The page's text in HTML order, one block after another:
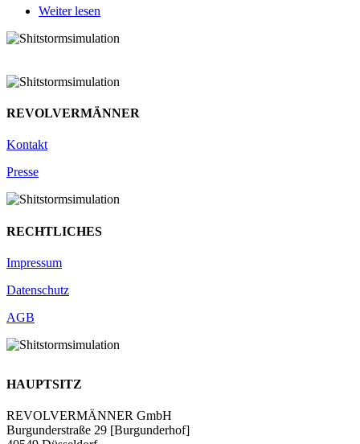
Weiter lesen
REVOLVERMÄNNER
Kontakt
Presse
RECHTLICHES
Impressum
Datenschutz
AGB
HAUPTSITZ
REVOLVERMÄNNER GmbH
Burgunderstraße 29 [Burgunderhof]